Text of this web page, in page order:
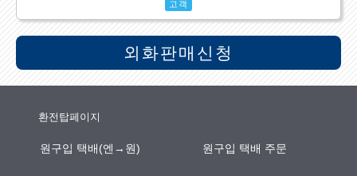
고객
외화판매신청
환전탑페이지
원구입 택배(엔→원) 원구입 택배 주문